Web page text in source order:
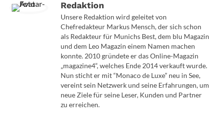
Redaktion
Unsere Redaktion wird geleitet von
Chefredakteur Markus Mensch, der sich schon
als Redakteur für Munichs Best, dem blu Magazin
und dem Leo Magazin einem Namen machen
konnte. 2010 gründete er das Online-Magazin
„magazine4“, welches Ende 2014 verkauft wurde.
Nun sticht er mit “Monaco de Luxe” neu in See,
vereint sein Netzwerk und seine Erfahrungen, um
neue Ziele für seine Leser, Kunden und Partner
zu erreichen.